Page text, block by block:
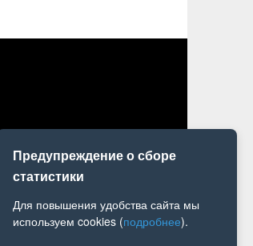
ул. Разъездная, 10, оф. 5
Предупреждение о сборе
статистики
Для повышения удобства сайта мы
используем cookies (подробнее).